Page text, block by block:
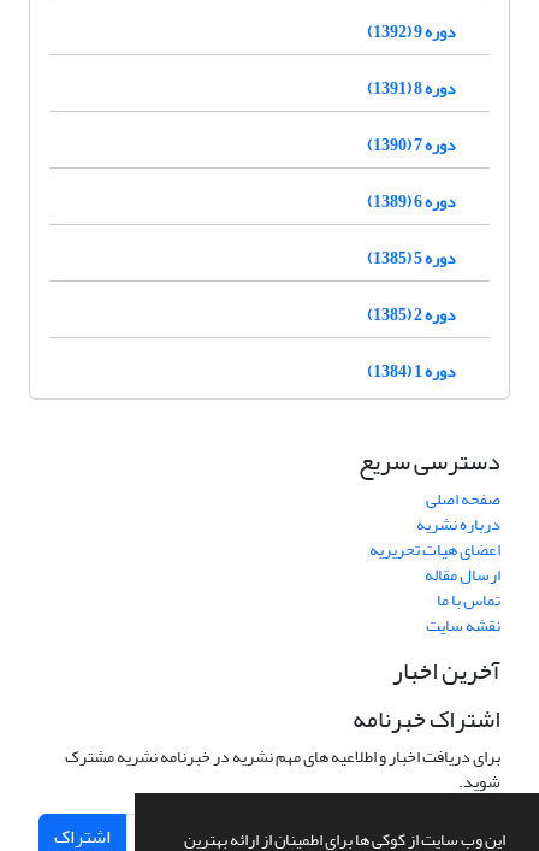
این وب سایت از کوکی ها برای اطمینان از ارائه بهترین
دوره 9 (1392)
دوره 8 (1391)
دوره 7 (1390)
دوره 6 (1389)
دوره 5 (1385)
دوره 2 (1385)
دوره 1 (1384)
دسترسی سریع
صفحه اصلی
درباره نشریه
اعضای هیات تحریریه
ارسال مقاله
تماس با ما
نقشه سایت
آخرین اخبار
اشتراک خبرنامه
برای دریافت اخبار و اطلاعیه های مهم نشریه در خبرنامه نشریه مشترک
شوید.
اشتراک